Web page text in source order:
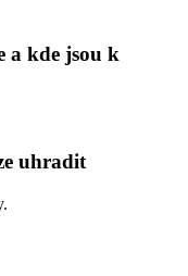
a kde jsou k
uhradit